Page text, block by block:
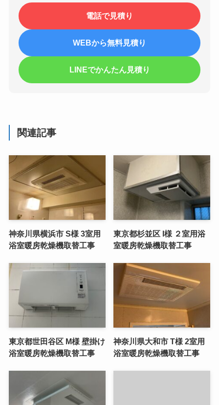
電話で見積り
WEBから無料見積り
LINEでかんたん見積り
関連記事
神奈川県横浜市 S様 3室用
浴室暖房乾燥機取替工事
東京都杉並区 I様 ２室用浴
室暖房乾燥機取替工事
東京都世田谷区 M様 壁掛け
浴室暖房乾燥機取替工事
神奈川県大和市 T様 2室用
浴室暖房乾燥機取替工事